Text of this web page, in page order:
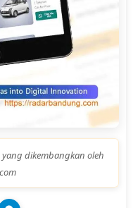
dikembangkan oleh